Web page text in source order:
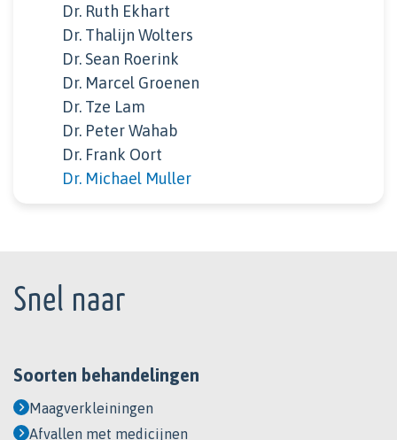
Dr. Ruth Ekhart
Dr. Thalijn Wolters
Dr. Sean Roerink
Dr. Marcel Groenen
Dr. Tze Lam
Dr. Peter Wahab
Dr. Frank Oort
Dr. Michael Muller
Snel naar
Soorten behandelingen
Maagverkleiningen
Afvallen met medicijnen